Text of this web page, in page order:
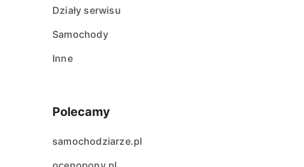
Działy serwisu
Samochody
Inne
Polecamy
samochodziarze.pl